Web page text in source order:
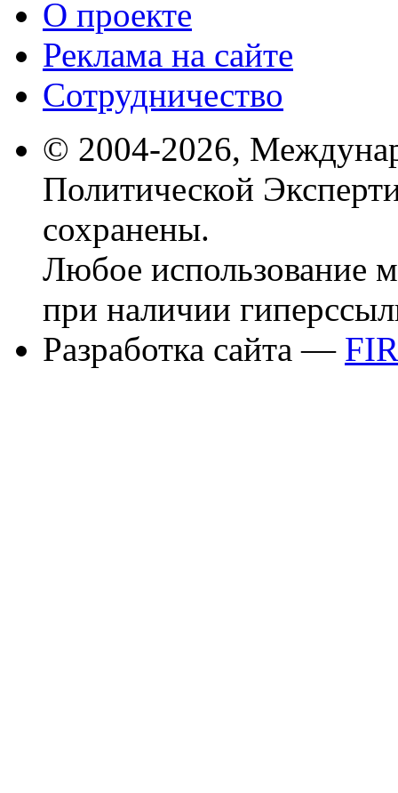
О проекте
Реклама на сайте
Сотрудничество
© 2004-2026,
Политической
сохранены.
Любое использование
при наличии
Разработка сайта —